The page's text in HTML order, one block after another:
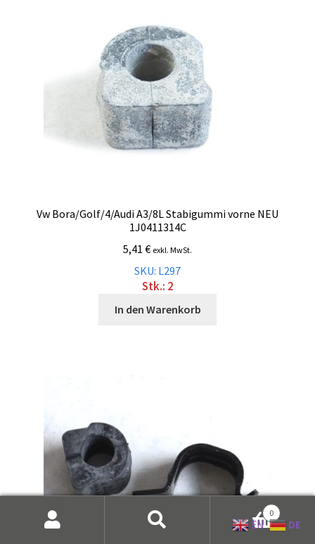
Vw Bora/Golf/4/Audi A3/8L Stabigummi vorne NEU
1J0411314C
5,41 € exkl. MwSt.
SKU: L297
Stk.: 2
In den Warenkorb
0
EN DE